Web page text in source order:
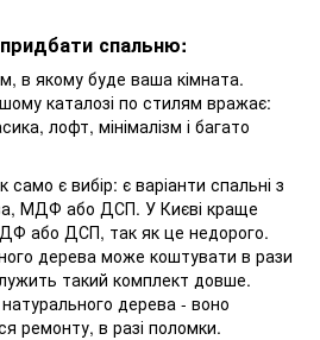
спальню:
в якому буде ваша кімната.
каталозі по стилям вражає:
лофт, мінімалізм і багато
само є вибір: є варіанти спальні з
МДФ або ДСП. У Києві краще
або ДСП, так як це недорого.
дерева може коштувати в рази
такий комплект довше.
дерева - воно
ремонту, в разі поломки.